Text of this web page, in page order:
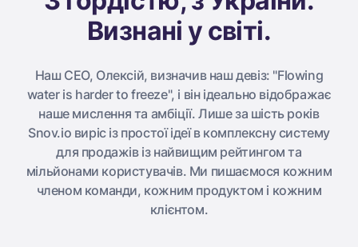
Визнані у світі.
Наш CEO, Олексій, визначив наш девіз: "Flowing
water is harder to freeze", і він ідеально відображає
наше мислення та амбіції. Лише за шість років
Snov.io виріс із простої ідеї в комплексну систему
для продажів із найвищим рейтингом та
мільйонами користувачів. Ми пишаємося кожним
членом команди, кожним продуктом і кожним
клієнтом.